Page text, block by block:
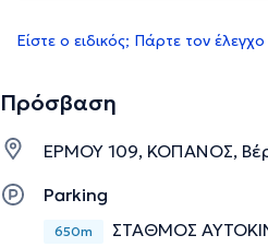
Είστε ο ειδικός; Πάρτε τον
Πρόσβαση
ΕΡΜΟΥ 109, ΚΟΠΑΝΟΣ,
Parking
650m ΣΤΑΘΜΟΣ